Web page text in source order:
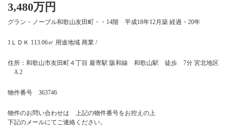
月極駐車場のご案内
3,480万円
グラン・ノーブル和歌山友田町・・14階 平成18年12月築 経過・20年
1ＬＤＫ 113.06㎡ 用途地域 商業 /
住所：和歌山市友田町４丁目 最寄駅 阪和線 和歌山駅 徒歩 7分 宮北地区
A 2
物件番号 363746
物件のお問い合わせは 上記の物件番号をお控えの上
下記のメールにてご連絡ください。